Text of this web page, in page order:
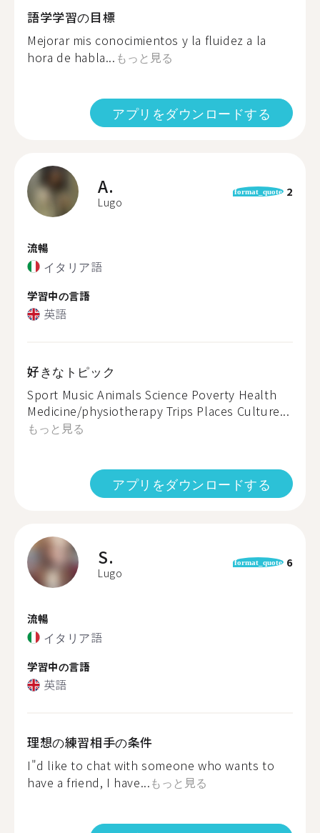
語学学習の目標
Mejorar mis conocimientos y la fluidez a la
hora de habla... もっと見る
アプリをダウンロードする
A.
Lugo
format_quote 2
流暢
イタリア語
学習中の言語
英語
好きなトピック
Sport Music Animals Science Poverty Health
Medicine/physiotherapy Trips Places Culture...
もっと見る
アプリをダウンロードする
S.
Lugo
format_quote 6
流暢
イタリア語
学習中の言語
英語
理想の練習相手の条件
I"d like to chat with someone who wants to
have a friend, I have...もっと見る